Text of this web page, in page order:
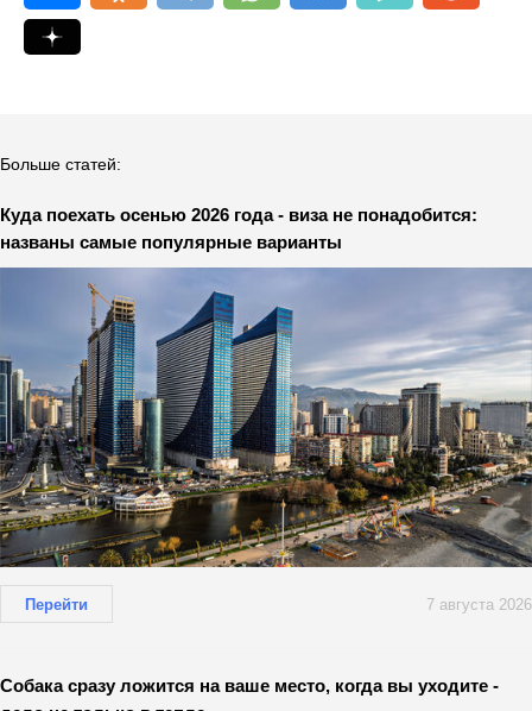
Больше статей:
Куда поехать осенью 2026 года - виза не понадобится:
названы самые популярные варианты
Перейти 7 августа 2026
Собака сразу ложится на ваше место, когда вы уходите -